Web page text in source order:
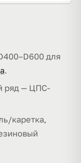
для
.
ряд — ЦПС-
каретка,